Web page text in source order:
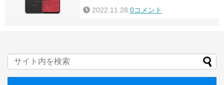
2022.11.28 0コメント